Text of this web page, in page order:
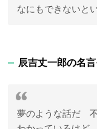
なにもできないと
辰吉丈一郎の名
夢のような話だ